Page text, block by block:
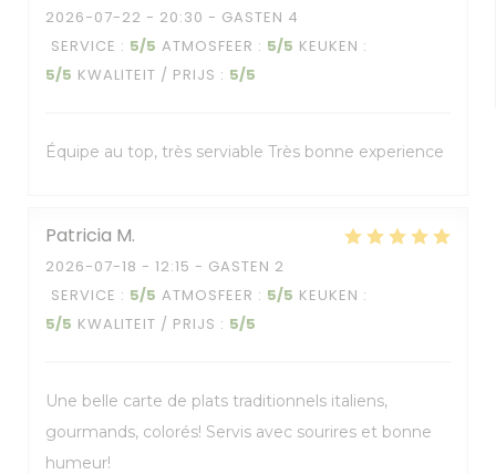
2026-07-22 - 20:30 - GASTEN 4
SERVICE : 5/5 ATMOSFEER : 5/5 KEUKEN :
5/5 KWALITEIT / PRIJS : 5/5
Équipe au top, très serviable Très bonne experience
Patricia M
2026-07-18 - 12:15 - GASTEN 2
SERVICE : 5/5 ATMOSFEER : 5/5 KEUKEN :
5/5 KWALITEIT / PRIJS : 5/5
Une belle carte de plats traditionnels italiens,
gourmands, colorés! Servis avec sourires et bonne
humeur!